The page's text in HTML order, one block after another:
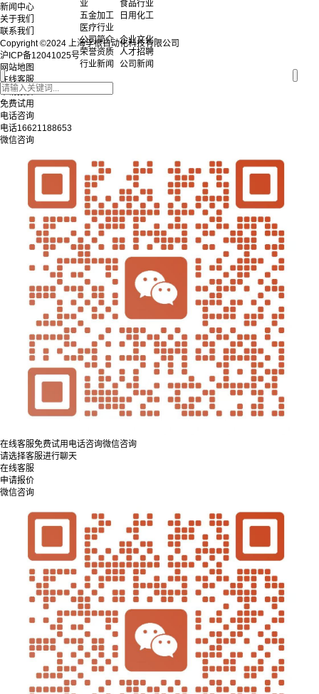
业
食品行业
五金加工
日用化工
医疗行业
公司简介 企业文化
荣誉资质 人才招聘
行业新闻
公司新闻
新闻中心
关于我们
联系我们
Copyright ©2024 上海孚根自动化科技有限公司
沪ICP备12041025号
网站地图
在线客服
申请报价
免费试用
电话咨询
电话16621188653
微信咨询
在线客服免费试用 电话咨询微信咨询
请选择客服进行聊天
在线客服
申请报价
微信咨询